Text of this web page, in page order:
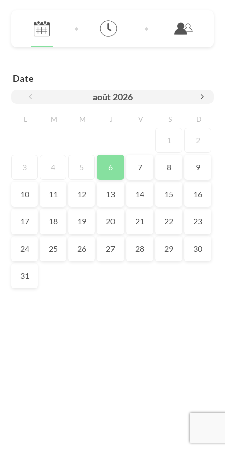
Date
août 2026
L M M J V S D
1 2
3 4 5 6 7 8 9
10 11 12 13 14 15 16
17 18 19 20 21 22 23
24 25 26 27 28 29 30
31